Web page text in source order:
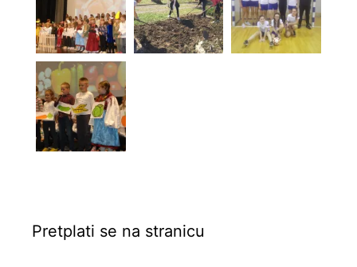
Pretplati se na stranicu